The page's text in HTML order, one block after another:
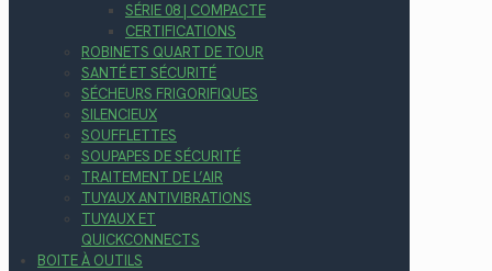
SÉRIE 08 | COMPACTE
CERTIFICATIONS
ROBINETS QUART DE TOUR
SANTÉ ET SÉCURITÉ
SÉCHEURS FRIGORIFIQUES
SILENCIEUX
SOUFFLETTES
SOUPAPES DE SÉCURITÉ
TRAITEMENT DE L’AIR
TUYAUX ANTIVIBRATIONS
TUYAUX ET
QUICKCONNECTS
BOITE À OUTILS